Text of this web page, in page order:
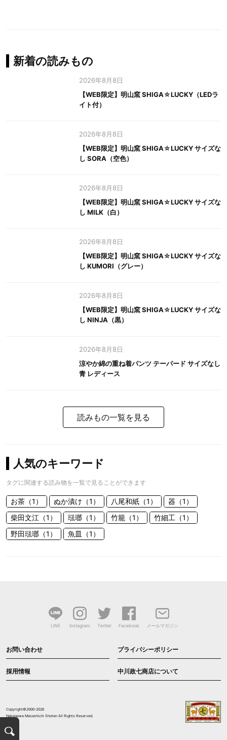
新着の読みもの
2026年8月8日
【WEB限定】明山窯 SHIGA☆LUCKY（LEDラ
イト付）
2026年8月8日
【WEB限定】明山窯 SHIGA☆LUCKY サイズな
し SORA（空色）
2026年8月8日
【WEB限定】明山窯 SHIGA☆LUCKY サイズな
し MILK（白）
2026年8月8日
【WEB限定】明山窯 SHIGA☆LUCKY サイズな
し KUMORI（グレー）
2026年8月8日
【WEB限定】明山窯 SHIGA☆LUCKY サイズな
し NINJA（黒）
2026年8月8日
涼やか綿の重ね着パンツ テーパード サイズなし
青 レディース
読みもの一覧を見る
人気のキーワード
タグに関連する読み物を一覧で見ることができます
お茶（1） ぬか漬け（1） 八尾和紙（1）
器（1）
柴田文江（1）
琺瑯（1） 竹籠（1）
竹細工（1）
野田琺瑯（1）
魚皿（1）
LINE Instagram Twitter Facebook メールマガジン
お問い合わせ プライバシーポリシー
採用情報 中川政七商店について
Copyright©2000-2026
Nakagawa Masashichi Shoten All Rights Reserved.
検